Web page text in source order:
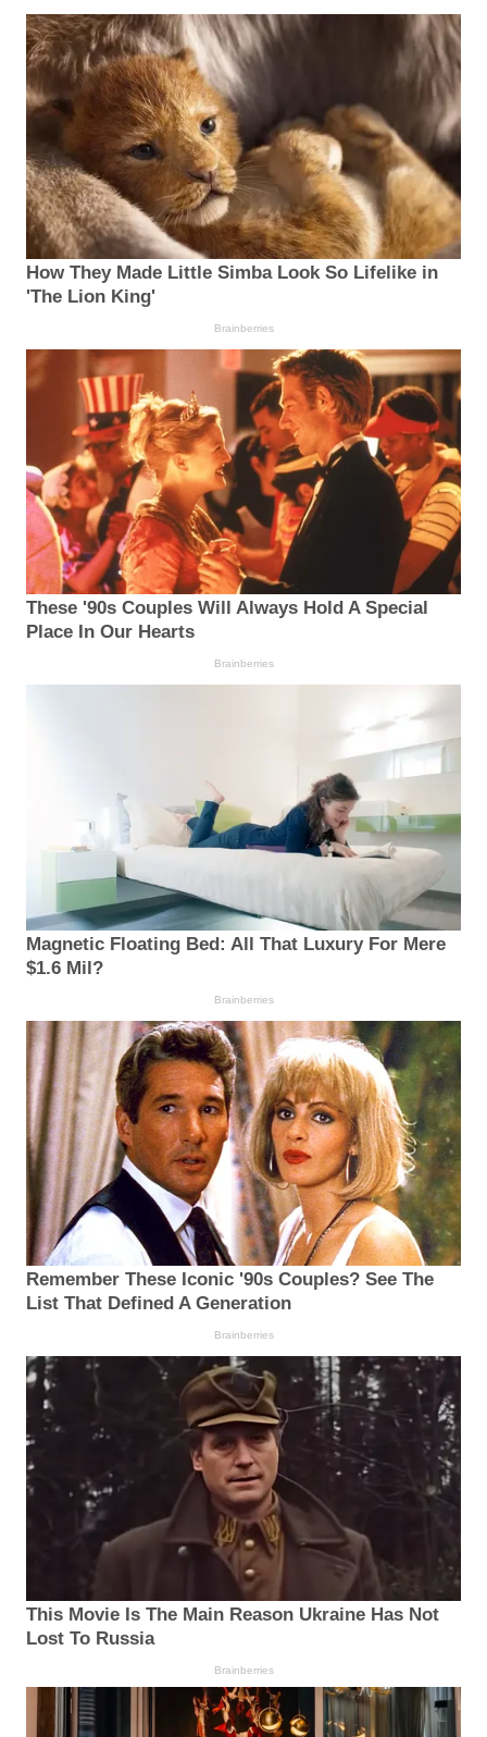
How They Made Little Simba Look So Lifelike in
'The Lion King'
Brainberries
These '90s Couples Will Always Hold A Special
Place In Our Hearts
Brainberries
Magnetic Floating Bed: All That Luxury For Mere
$1.6 Mil?
Brainberries
Remember These Iconic '90s Couples? See The
List That Defined A Generation
Brainberries
This Movie Is The Main Reason Ukraine Has Not
Lost To Russia
Brainberries